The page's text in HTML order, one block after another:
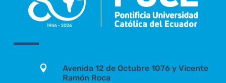

Avenida 12 de Octubre 1076 y Vicente
Ramón Roca